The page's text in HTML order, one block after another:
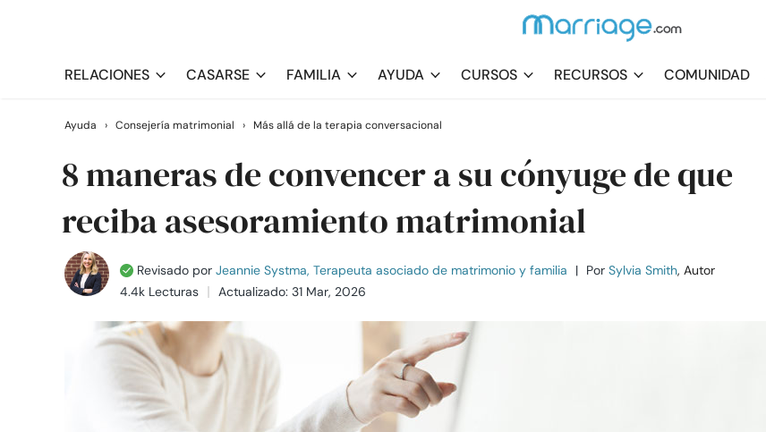
RELACIONES CASARSE FAMILIA AYUDA CURSOS RECURSOS COMUNIDAD
Ayuda › Consejería matrimonial › Más allá de la terapia conversacional
8 maneras de convencer a su cónyuge de que
reciba asesoramiento matrimonial
Revisado por Jeannie Systma, Terapeuta asociado de matrimonio y familia | Por Sylvia Smith, Autor
4.4k Lecturas
Actualizado: 31 Mar, 2026